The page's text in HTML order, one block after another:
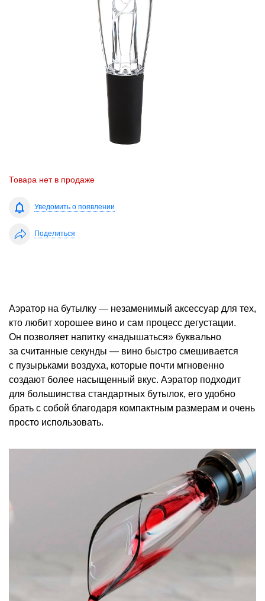
Товара нет в продаже
Уведомить о появлении
Поделиться
Аэратор на бутылку — незаменимый аксессуар для тех,
кто любит хорошее вино и сам процесс дегустации.
Он позволяет напитку «надышаться» буквально
за считанные секунды — вино быстро смешивается
с пузырьками воздуха, которые почти мгновенно
создают более насыщенный вкус. Аэратор подходит
для большинства стандартных бутылок, его удобно
брать с собой благодаря компактным размерам и очень
просто использовать.